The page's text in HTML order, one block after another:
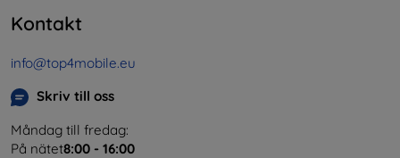
Kontakt
info@top4mobile.eu
Skriv till oss
Måndag till fredag:
På nätet8:00 - 16:00